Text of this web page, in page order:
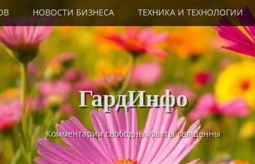
НОВОСТИ БИЗНЕСА ТЕХНИКА И ТЕХНОЛОГИИ
ГардИнфо
Комментарии свободны, факты священны